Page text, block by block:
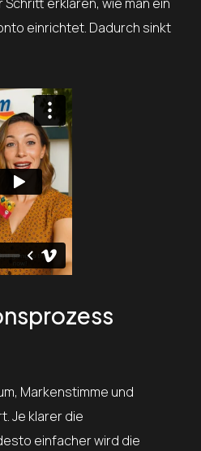
einrichtet. Dadurch sinkt
Markenstimme und
Je klarer die
einfacher wird die